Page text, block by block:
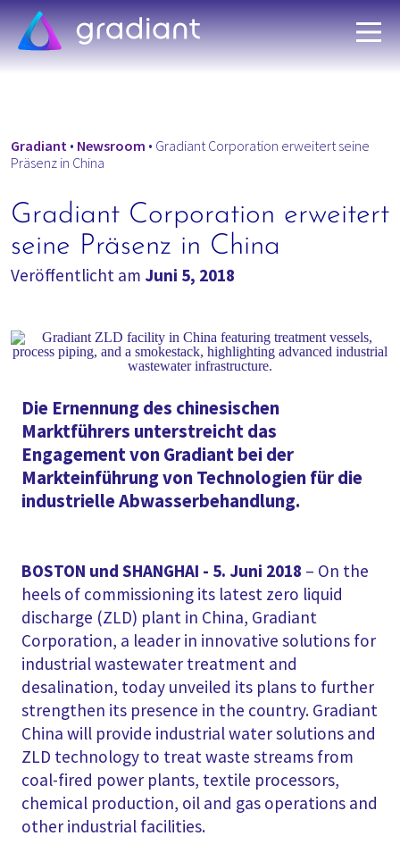
Gradiant • Newsroom • Gradiant Corporation erweitert seine
Präsenz in China
Gradiant Corporation erweitert
seine Präsenz in China
Veröffentlicht am Juni 5, 2018
Die Ernennung des chinesischen
Marktführers unterstreicht das
Engagement von Gradiant bei der
Markteinführung von Technologien für die
industrielle Abwasserbehandlung.
BOSTON und SHANGHAI - 5. Juni 2018 – On the
heels of commissioning its latest zero liquid
discharge (ZLD) plant in China, Gradiant
Corporation, a leader in innovative solutions for
industrial wastewater treatment and
desalination, today unveiled its plans to further
strengthen its presence in the country. Gradiant
China will provide industrial water solutions and
ZLD technology to treat waste streams from
coal-fired power plants, textile processors,
chemical production, oil and gas operations and
other industrial facilities.